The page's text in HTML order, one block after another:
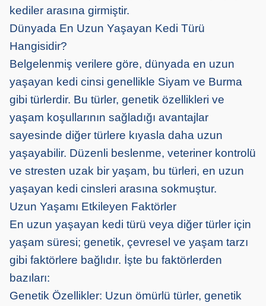
kediler arasına girmiştir.
Dünyada En Uzun Yaşayan Kedi Türü
Hangisidir?
Belgelenmiş verilere göre, dünyada en uzun
yaşayan kedi cinsi genellikle Siyam ve Burma
gibi türlerdir. Bu türler, genetik özellikleri ve
yaşam koşullarının sağladığı avantajlar
sayesinde diğer türlere kıyasla daha uzun
yaşayabilir. Düzenli beslenme, veteriner kontrolü
ve stresten uzak bir yaşam, bu türleri, en uzun
yaşayan kedi cinsleri arasına sokmuştur.
Uzun Yaşamı Etkileyen Faktörler
En uzun yaşayan kedi türü veya diğer türler için
yaşam süresi; genetik, çevresel ve yaşam tarzı
gibi faktörlere bağlıdır. İşte bu faktörlerden
bazıları:
Genetik Özellikler: Uzun ömürlü türler, genetik